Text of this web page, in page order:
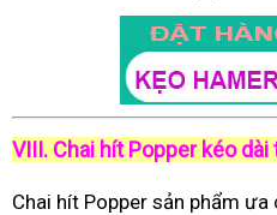
VIII. Chai hít Popper kéo
Chai hít Popper sản phẩm